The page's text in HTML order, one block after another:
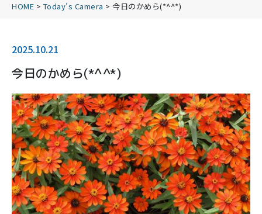
HOME > Today’s Camera > 今日のかめら(*^^*)
2025.10.21
今日のかめら(*^^*)